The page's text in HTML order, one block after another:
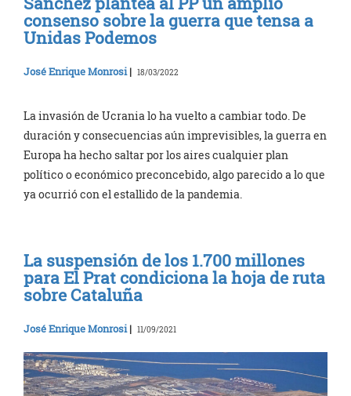
consenso sobre la guerra que tensa a
Unidas Podemos
José Enrique Monrosi| 18/03/2022
La invasión de Ucrania lo ha vuelto a cambiar todo. De
duración y consecuencias aún imprevisibles, la guerra en
Europa ha hecho saltar por los aires cualquier plan
político o económico preconcebido, algo parecido a lo que
ya ocurrió con el estallido de la pandemia.
La suspensión de los 1.700 millones
para El Prat condiciona la hoja de ruta
sobre Cataluña
José Enrique Monrosi| 11/09/2021